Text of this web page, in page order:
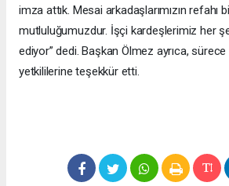
imza attık. Mesai arkadaşlarımızın refahı
mutluluğumuzdur. İşçi kardeşlerimiz her
ediyor” dedi. Başkan Ölmez ayrıca,
yetkililerine teşekkür etti.